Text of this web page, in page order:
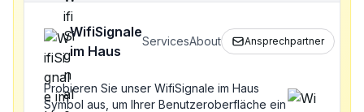
WifiSignale
im Haus
ServicesAbout Ansprechpartner
Probieren Sie unser WifiSignale im Haus
Symbol aus, um Ihrer Benutzeroberfläche ein